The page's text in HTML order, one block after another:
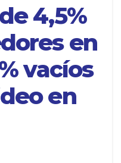
4,5%
en
vacíos
en